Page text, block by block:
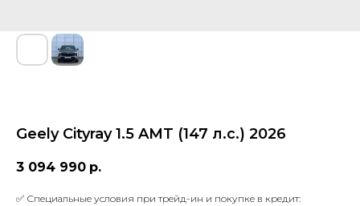
Geely Cityray 1.5 AMT (147 л.с.) 2026
3 094 990 р.
✅ Специальные условия при трейд-ин и покупке в кредит: